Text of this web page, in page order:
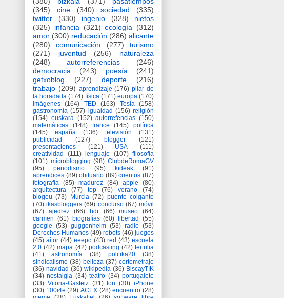
(345)
cine (340) sociedad
(335)
twitter
(330) ingenio (328)
nietos
(325)
infancia (321) ecología
(312)
amor (300) reducación (286) alicante
(280)
comunicación (277)
turismo
(271)
juventud (256)
naturaleza
(248)
autorreferencias
(246)
democracia
(243) poesía
(241)
getxoblog
(227) deporte
(216)
trabajo (209) aprendizaje (176) pilar de
la horadada (174) física (171) europa (170)
imágenes
(164) TED (163) Tesla
(158)
gastronomía (157) igualdad (156) religión
(154) euskara (152) autorrefencias (150)
matemáticas
(148) france (145)
polírica
(145)
españa (136) televisión
(131)
publicidad
(127) blogger
(121)
presentaciones
(121) USA
(111)
creatividad
(111) lenguaje (107) filosofía
(101) microblogging (98) ClubdeRomaGV
(95)
periodismo (95) kideak
(91)
aprendices (89) obituario (89) cuentos (87)
fotografía (85) madurez (84) apple
(80)
arquitectura
(77) top (76) verano
(74)
blogeu (73) Murcia (72) puente colgante
(70) ikasbloggers (69) concurso (67) móvil
(67)
ajedrez (66) hdr (66) museo
(64)
carmen (61) biografías (60) libertad
(55)
google (53) guggenheim (53) radio (53)
Derechos Humanos (49) robots (46) juegos
(45) aitor (44) eeepc (43) red (43) escuela
2.0 (42) mapa (42) podcasting (42) tertulia
(41)
astronomía (38) politika20
(38)
sindicalismo (38) belleza (37) cortometraje
(36) navidad (36) wikipedia (36) BiscayTIK
(34) nostalgia (34) teatro (34) portugalete
(33) Vitoria-Gasteiz (31) fon (30) iPhone
(30) 100i4e (29) ACEX (28) encuentro (28)